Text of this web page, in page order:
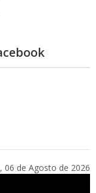
06 de Agosto de 2026